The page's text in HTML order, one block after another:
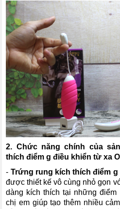
2. Chức năng chính của
thích điểm g điều khiển từ xa
- Trứng rung kích thích điểm
được thiết kế vô cùng nhỏ gọn
dàng kích thích tại những
chị em giúp tạo thêm nhiều